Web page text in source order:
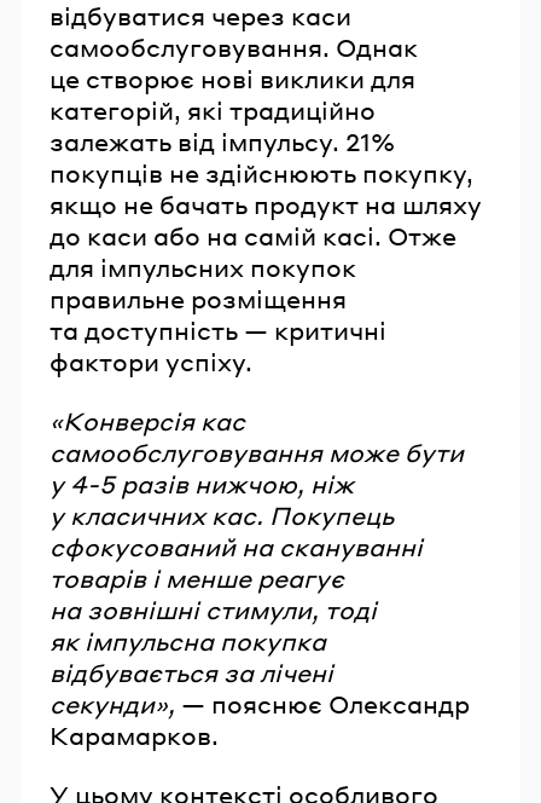
відбуватися через каси
самообслуговування. Однак
це створює нові виклики для
категорій, які традиційно
залежать від імпульсу. 21%
покупців не здійснюють покупку,
якщо не бачать продукт на шляху
до каси або на самій касі. Отже
для імпульсних покупок
правильне розміщення
та доступність — критичні
фактори успіху.
«Конверсія кас
самообслуговування може бути
у 4-5 разів нижчою, ніж
у класичних кас. Покупець
сфокусований на скануванні
товарів і менше реагує
на зовнішні стимули, тоді
як імпульсна покупка
відбувається за лічені
секунди», — пояснює Олександр
Карамарков.
У цьому контексті особливого